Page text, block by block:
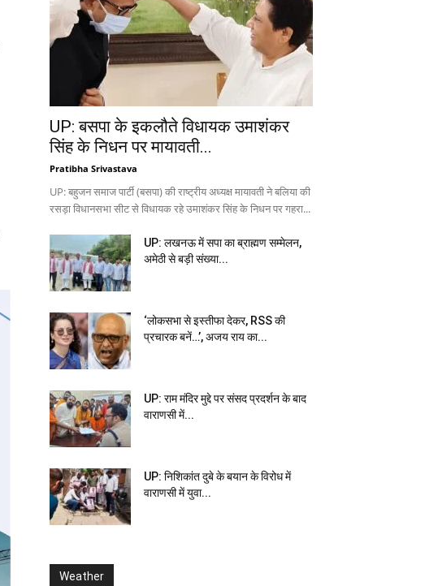
UP: बसपा के इकलौते विधायक उमाशंकर
सिंह के निधन पर मायावती...
Pratibha Srivastava
UP: बहुजन समाज पार्टी (बसपा) की राष्ट्रीय अध्यक्ष मायावती ने बलिया की
रसड़ा विधानसभा सीट से विधायक रहे उमाशंकर सिंह के निधन पर गहरा...
UP: लखनऊ में सपा का ब्राह्मण सम्मेलन,
अमेठी से बड़ी संख्या...
‘लोकसभा से इस्तीफा देकर, RSS की
प्रचारक बनें…’, अजय राय का...
UP: राम मंदिर मुद्दे पर संसद प्रदर्शन के बाद
वाराणसी में...
UP: निशिकांत दुबे के बयान के विरोध में
वाराणसी में युवा...
Weather